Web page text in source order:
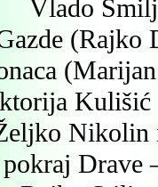
Vlado
Nikolin